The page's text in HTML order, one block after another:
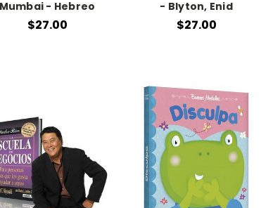
- Hebreo
$27.00
- Blyton, Enid
$27.00